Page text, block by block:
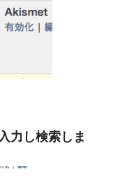
力し検索しま